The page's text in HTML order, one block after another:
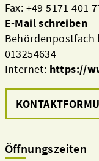
Fax: +49 5171 401
E-Mail schreiben
Behördenpostfach
013254634
Internet: https://
Öffnungszeiten